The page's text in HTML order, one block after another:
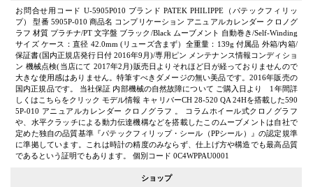
お問合せ用コード U-5905P010 ブランド PATEK PHILIPPE（パテックフィリッ
プ） 型番 5905P-010 商品名 コンプリケーション アニュアルカレンダー クロノグ
ラフ 材質 プラチナ/PT 文字盤 ブラック/Black ムーブメント 自動巻き/Self-Winding
サイズ ケース：直径 42.0mm (リューズ含まず）全重量：139g 付属品 外箱/内箱/
保証書(国内正規店発行日付 2016年9月)/専用ピン メンテナンス情報コンディショ
ン 機械点検(当店にて 2017年2月)販売日よりそれほど日が経っておりませんので
大きな使用感はありません。特筆すべきダメージの無い美品です。2016年販売の
国内正規品です。 当社保証 内部機械の自然故障について ご購入日より 1年間詳
しくはこちらをクリック モデル情報 キャリバーCH 28-520 QA 24Hを搭載した590
5P-010 アニュアルカレンダー クロノグラフ 。 コラムホイール式クロノグラフ
や、水平クラッチによる動力伝達機構などを搭載したこのムーブメントは自社で
定めた独自の品質基準『パテックフィリップ・シール（PPシール）』の認定規準
に準拠しています。これは時計の精度のみならず、仕上げ方や構造でも最高品質
であるという証明でもあります。 個別コード 0C4WPPAU0001
ショップ